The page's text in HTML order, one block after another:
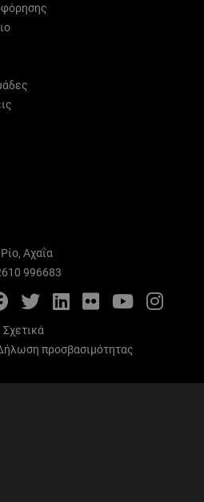
Αχαΐα
996683
FacebookTwitterLinkedIn
FlickrYouTube
Σχετικά
προσβασιμότητας